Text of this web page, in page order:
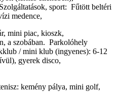
sport: Fűtött beltéri
medence,
mini piac, kioszk,
a szobában. Parkolóhely
/ mini klub (ingyenes): 6-12
gyerek disco,
kemény pálya, mini golf,